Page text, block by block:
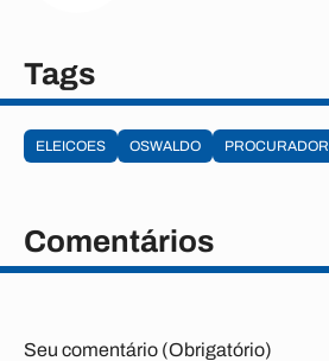
Tags
ELEICOES OSWALDO PROCURADOR
Comentários
Seu comentário (Obrigatório)